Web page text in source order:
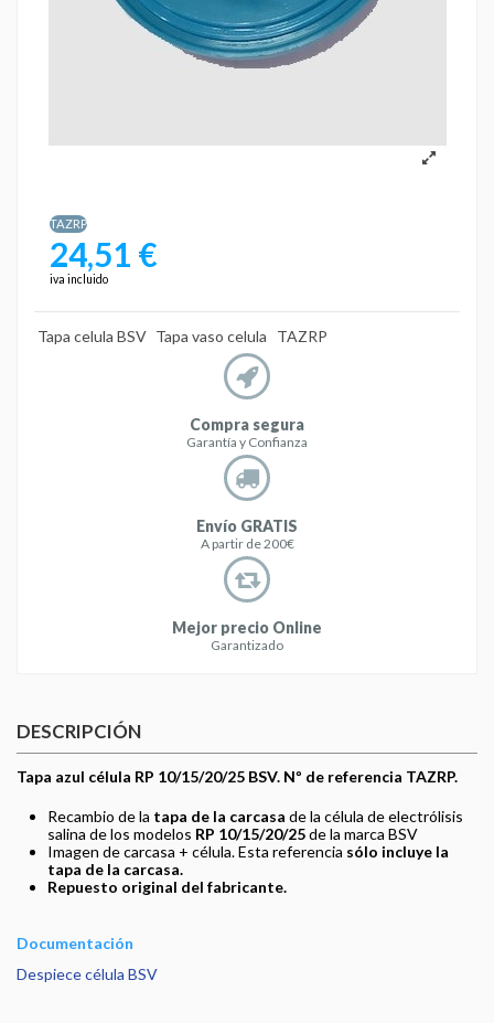
TAZRP
24,51 €
iva incluido
Tapa celula BSV Tapa vaso celula TAZRP
Compra segura
Garantía y Confianza
Envío GRATIS
A partir de 200€
Mejor precio Online
Garantizado
DESCRIPCIÓN
Tapa azul célula RP 10/15/20/25 BSV. Nº de referencia TAZRP.
Recambio de la tapa de la carcasa de la célula de electrólisis
salina de los modelos RP 10/15/20/25de la marca BSV
Imagen de carcasa + célula. Esta referencia sólo incluye la
tapa de la carcasa.
Repuesto original del fabricante.
Documentación
Despiece célula BSV